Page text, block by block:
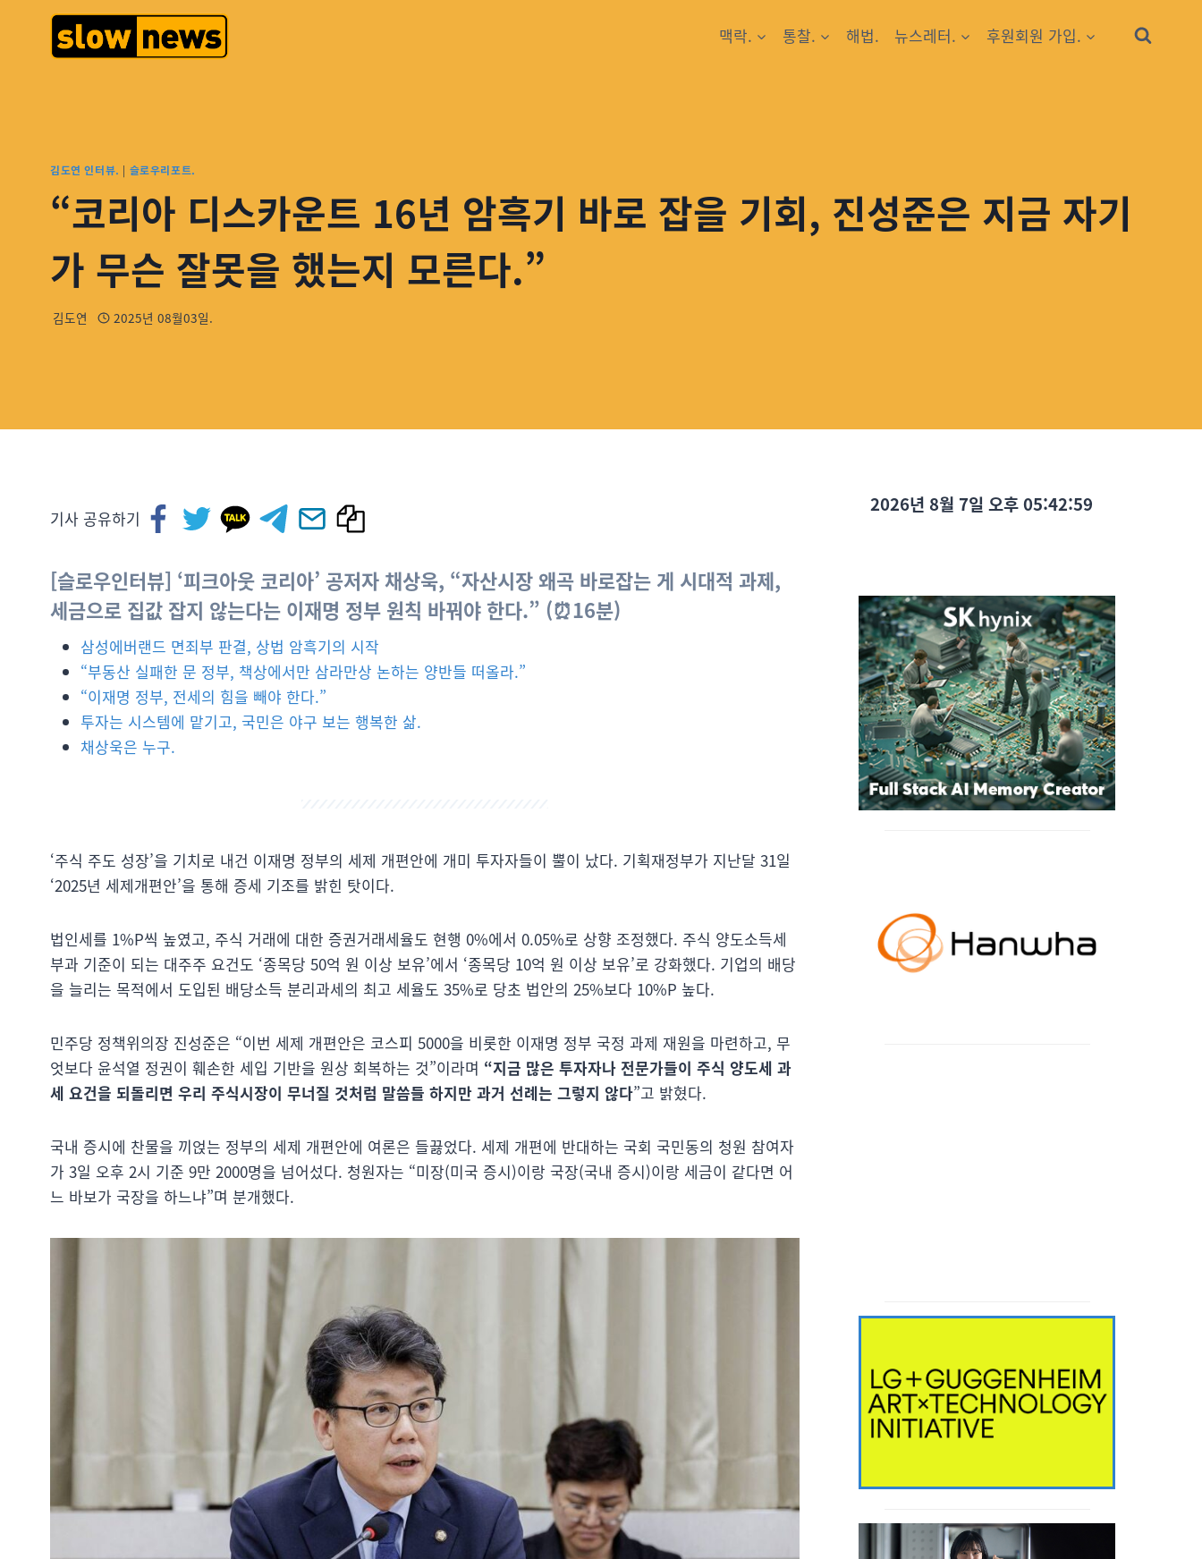
맥락. 통찰. 해법. 뉴스레터. 후원회원 가입.
김도연 인터뷰. | 슬로우리포트.
“코리아 디스카운트 16년 암흑기 바로 잡을 기회, 진성준은 지금 자기
가 무슨 잘못을 했는지 모른다.”
김도연 2025년 08월03일.
기사 공유하기
[슬로우인터뷰] ‘피크아웃 코리아’ 공저자 채상욱, “자산시장 왜곡 바로잡는 게 시대적 과제,
세금으로 집값 잡지 않는다는 이재명 정부 원칙 바꿔야 한다.” (⏰16분)
삼성에버랜드 면죄부 판결, 상법 암흑기의 시작
“부동산 실패한 문 정부, 책상에서만 삼라만상 논하는 양반들 떠올라.”
“이재명 정부, 전세의 힘을 빼야 한다.”
투자는 시스템에 맡기고, 국민은 야구 보는 행복한 삶.
채상욱은 누구.
‘주식 주도 성장’을 기치로 내건 이재명 정부의 세제 개편안에 개미 투자자들이 뿔이 났다. 기획재정부가 지난달 31일
‘2025년 세제개편안’을 통해 증세 기조를 밝힌 탓이다.
법인세를 1%P씩 높였고, 주식 거래에 대한 증권거래세율도 현행 0%에서 0.05%로 상향 조정했다. 주식 양도소득세
부과 기준이 되는 대주주 요건도 ‘종목당 50억 원 이상 보유’에서 ‘종목당 10억 원 이상 보유’로 강화했다. 기업의 배당
을 늘리는 목적에서 도입된 배당소득 분리과세의 최고 세율도 35%로 당초 법안의 25%보다 10%P 높다.
민주당 정책위의장 진성준은 “이번 세제 개편안은 코스피 5000을 비롯한 이재명 정부 국정 과제 재원을 마련하고, 무
엇보다 윤석열 정권이 훼손한 세입 기반을 원상 회복하는 것”이라며 “지금 많은 투자자나 전문가들이 주식 양도세 과
세 요건을 되돌리면 우리 주식시장이 무너질 것처럼 말씀들 하지만 과거 선례는 그렇지 않다”고 밝혔다.
국내 증시에 찬물을 끼얹는 정부의 세제 개편안에 여론은 들끓었다. 세제 개편에 반대하는 국회 국민동의 청원 참여자
가 3일 오후 2시 기준 9만 2000명을 넘어섰다. 청원자는 “미장(미국 증시)이랑 국장(국내 증시)이랑 세금이 같다면 어
느 바보가 국장을 하느냐”며 분개했다.
2026년 8월 7일 오후 05:43:00